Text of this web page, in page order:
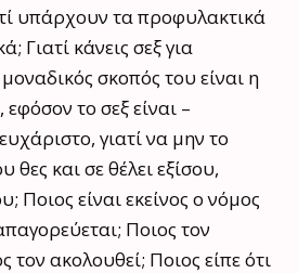
υπάρχουν τα προφυλακτικά
Γιατί κάνεις σεξ για
σκοπός του είναι η
το σεξ είναι –
γιατί να μην το
θες και σε θέλει εξίσου,
Ποιος είναι εκείνος ο νόμος
Ποιος τον
τον ακολουθεί; Ποιος είπε ότι